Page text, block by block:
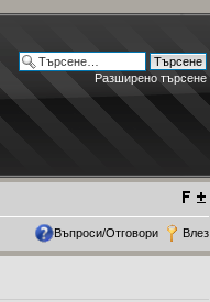
Разширено търсене
Въпроси/Отговори Влез